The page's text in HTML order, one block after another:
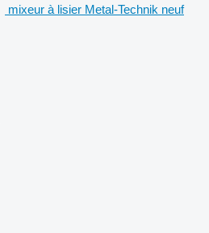
mixeur à lisier Metal-Technik neuf